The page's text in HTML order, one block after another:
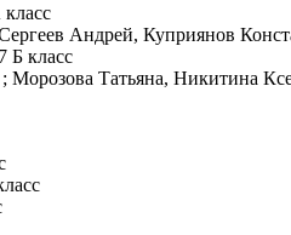
Андрей, Куприянов
Б класс
Татьяна, Никитина